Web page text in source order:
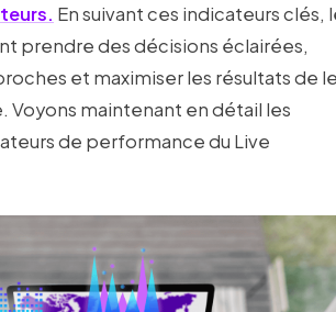
En suivant ces indicateurs clés,
prendre des décisions éclairées,
et maximiser les résultats de
Voyons maintenant en détail les
de performance du Live